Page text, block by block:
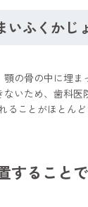
ふくかじ
の骨の中に埋ま
ないため、歯科
ることがほとんど
すること